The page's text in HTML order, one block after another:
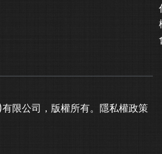
限公司，版權所有。 隱私權政策